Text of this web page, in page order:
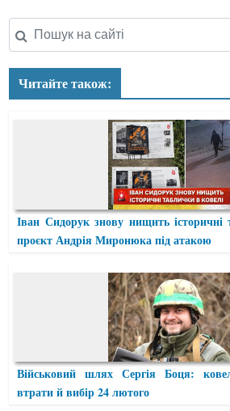
Читайте також:
Іван Сидорук знову нищить
проєкт Андрія Миронюка під атакою
Військовий шлях Сергія Боця:
втрати й вибір 24 лютого